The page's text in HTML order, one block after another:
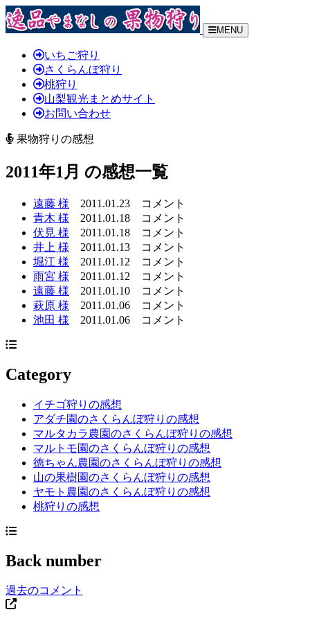
MENU
いちご狩り
さくらんぼ狩り
桃狩り
山梨観光まとめサイト
お問い合わせ
果物狩りの感想
2011年1月 の感想一覧
遠藤 様 2011.01.23 コメント
青木 様
2011.01.18 コメント
伏見 様
2011.01.18 コメント
井上 様
2011.01.13 コメント
堀江 様
2011.01.12 コメント
雨宮 様
2011.01.12 コメント
遠藤 様
2011.01.10 コメント
萩原 様
2011.01.06 コメント
池田 様
2011.01.06 コメント
Category
イチゴ狩りの感想
アダチ園のさくらんぼ狩りの感想
マルタカラ農園のさくらんぼ狩りの感想
マルトモ園のさくらんぼ狩りの感想
徳ちゃん農園のさくらんぼ狩りの感想
山の果樹園のさくらんぼ狩りの感想
ヤモト農園のさくらんぼ狩りの感想
桃狩りの感想
Back number
過去のコメント